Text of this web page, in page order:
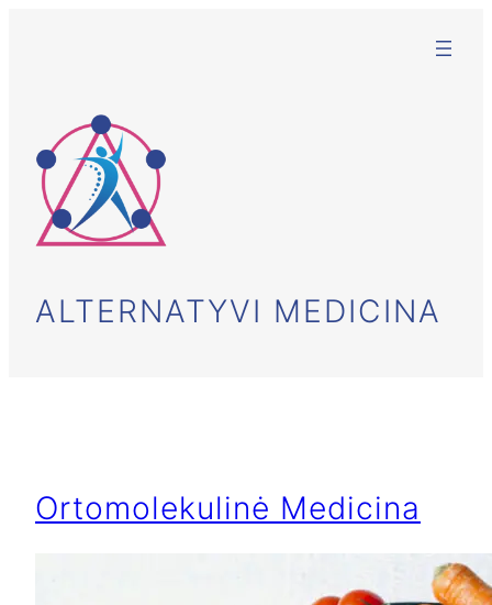
ALTERNATYVI MEDICINA
Ortomolekulinė Medicina